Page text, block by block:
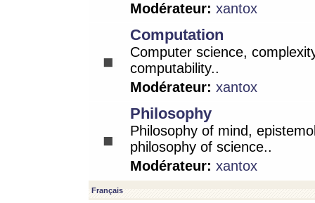
Modérateur: xantox
Computation
Computer science,
computability..
Modérateur: xantox
Philosophy
Philosophy of mind,
philosophy of science..
Modérateur: xantox
Français